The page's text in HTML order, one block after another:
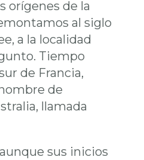
orígenes de la
al siglo
a la localidad
Tiempo
de Francia,
de
llamada
sus inicios